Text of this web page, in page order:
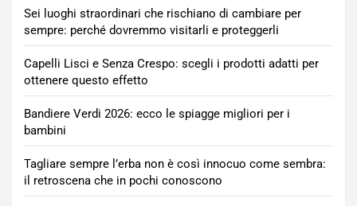
Sei luoghi straordinari che rischiano di cambiare per
sempre: perché dovremmo visitarli e proteggerli
Capelli Lisci e Senza Crespo: scegli i prodotti adatti per
ottenere questo effetto
Bandiere Verdi 2026: ecco le spiagge migliori per i
bambini
Tagliare sempre l’erba non è così innocuo come sembra:
il retroscena che in pochi conoscono